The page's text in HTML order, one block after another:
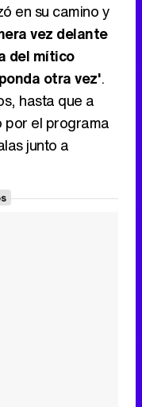
en su camino y
vez delante
del mítico
otra vez'.
hasta que a
por el programa
junto a